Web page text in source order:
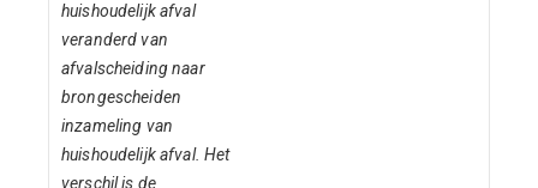
huishoudelijk afval
veranderd van
afvalscheiding naar
brongescheiden
inzameling van
huishoudelijk afval. Het
verschil is de